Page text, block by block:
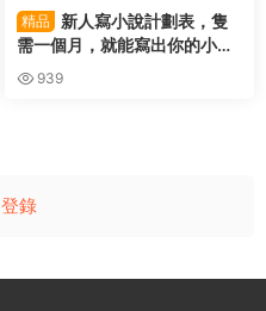
精品
新人寫小說計劃表，隻
需一個月，就能寫出你的小
說。939
登錄